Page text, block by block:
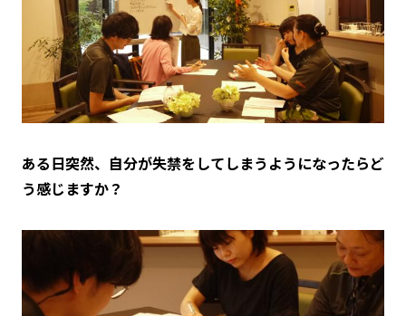
ある日突然、自分が失禁をしてしまうようになったらど
う感じますか？